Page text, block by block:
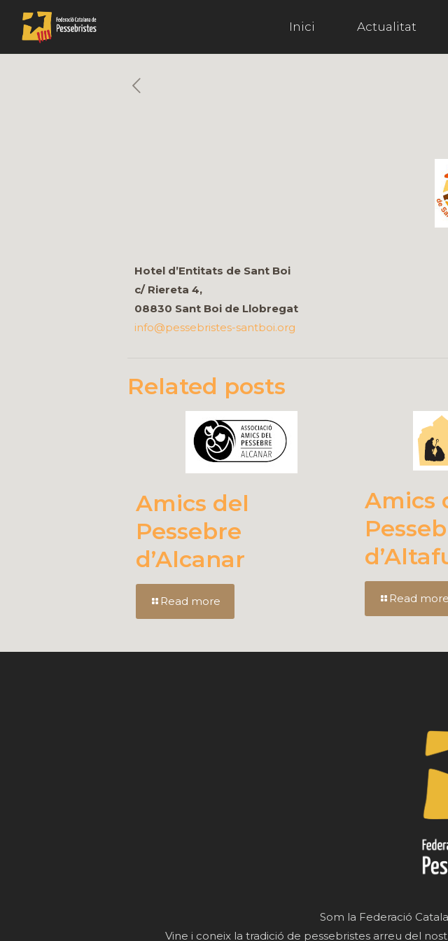
Inici Actualitat
Hotel d’Entitats de Sant Boi
c/ Riereta 4,
08830 Sant Boi de Llobregat
info@pessebristes-santboi.org
Related posts
Amics del
Pessebre
d’Alcanar
Read more
Amics
Read more
Som la Federació
Vine i coneix la tradició de pessebristes arreu del